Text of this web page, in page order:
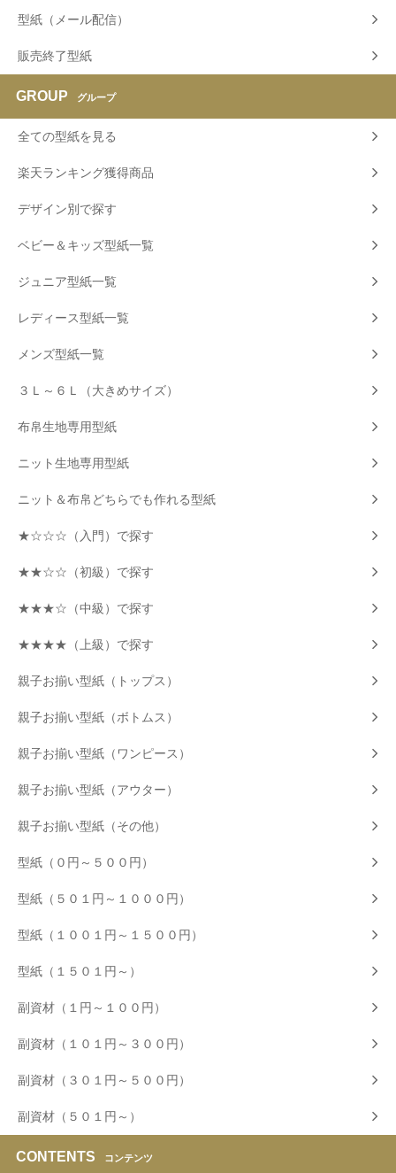
型紙（メール配信）
販売終了型紙
GROUP グループ
全ての型紙を見る
楽天ランキング獲得商品
デザイン別で探す
ベビー＆キッズ型紙一覧
ジュニア型紙一覧
レディース型紙一覧
メンズ型紙一覧
３Ｌ～６Ｌ（大きめサイズ）
布帛生地専用型紙
ニット生地専用型紙
ニット＆布帛どちらでも作れる型紙
★☆☆☆（入門）で探す
★★☆☆（初級）で探す
★★★☆（中級）で探す
★★★★（上級）で探す
親子お揃い型紙（トップス）
親子お揃い型紙（ボトムス）
親子お揃い型紙（ワンピース）
親子お揃い型紙（アウター）
親子お揃い型紙（その他）
型紙（０円～５００円）
型紙（５０１円～１０００円）
型紙（１００１円～１５００円）
型紙（１５０１円～）
副資材（１円～１００円）
副資材（１０１円～３００円）
副資材（３０１円～５００円）
副資材（５０１円～）
CONTENTS コンテンツ